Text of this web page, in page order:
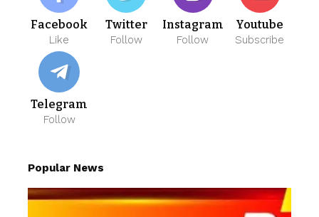
Facebook
Like
Twitter
Follow
Instagram
Follow
Youtube
Subscribe
Telegram
Follow
Popular News